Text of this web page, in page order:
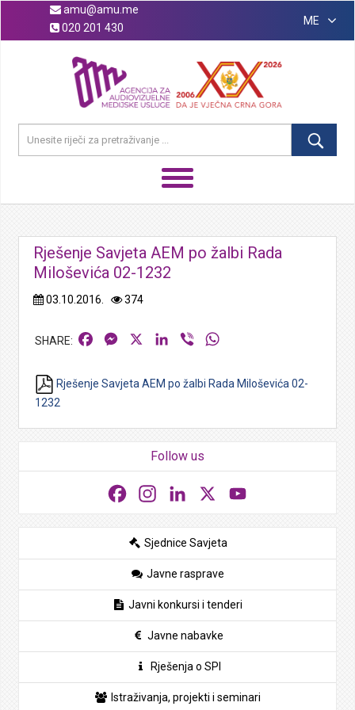
amu@amu.me
020 201 430
ME
Rješenje Savjeta AEM po žalbi Rada
Miloševića 02-1232
03.10.2016. 374
FacebookMessengerLinkedIn
Viber
Rješenje Savjeta AEM po žalbi Rada Miloševića 02-
1232
Follow us
FacebookInstagramLinkedIn
Sjednice Savjeta
Javne rasprave
Javni konkursi i tenderi
Javne nabavke
Rješenja o SPI
Istraživanja, projekti i seminari